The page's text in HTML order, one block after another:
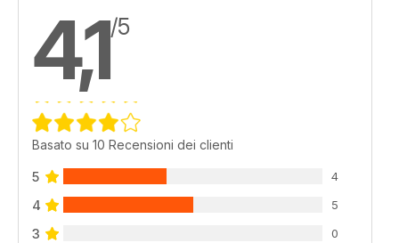
4,1/5
Basato su 10 Recensioni dei clienti
5 4
4 5
3 0